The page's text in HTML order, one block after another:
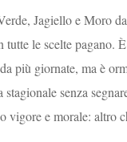
Jagiello e Moro
le scelte pagano.
più giornate, ma è
senza
vigore e morale: altro